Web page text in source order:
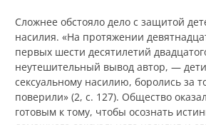
Сложнее обстояло дело с защитой
насилия. «На протяжении
первых шести десятилетий
неутешительный вывод автор, —
сексуальному насилию, боролись за
поверили» (2, с. 127). Общество
готовым к тому, чтобы осознать